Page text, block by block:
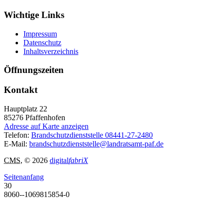
Wichtige Links
Impressum
Datenschutz
Inhaltsverzeichnis
Öffnungszeiten
Kontakt
Hauptplatz 22
85276 Pfaffenhofen
Adresse auf Karte anzeigen
Telefon: Brandschutzdienststelle 08441-27-2480
E-Mail: brandschutzdienststelle@landratsamt-paf.de
CMS, © 2026 digitalfabriX
Seitenanfang
30
8060--1069815854-0